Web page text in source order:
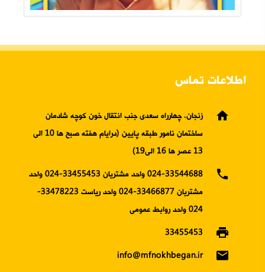
اطلاعات تماس
home
زنجان، چهارراه سعدی جنب انتقال خون کوچه شادمان
ساختمان نامور طبقه پایین (درایام هفته صبح ها 10 الی
13 عصر ها 16 الی19)
phone
024-33544688 واحد مشتریان 33455453-024 واحد
مشتریان 33466877-024 واحد ریاست 33478223-
024 واحد روابط عمومی
print
33455453
email
info@mfnokhbegan.ir